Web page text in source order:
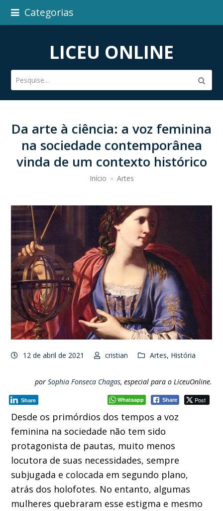
Categorias
LICEU ONLINE
Pesquise...
Da arte à ciência: a voz feminina
na sociedade contemporânea
vinda de um contexto histórico
Início » Artes
12 de abril de 2021 cristian Artes, História
por Sophia Fonseca Chagas, especial para o LiceuOnline.
Whatsapp Share Post
Share
Desde os primórdios dos tempos a voz
feminina na sociedade não tem sido
protagonista de pautas, muito menos
locutora de suas necessidades, sempre
subjugada e colocada em segundo plano,
atrás dos holofotes. No entanto, algumas
mulheres quebraram esse estigma e mesmo